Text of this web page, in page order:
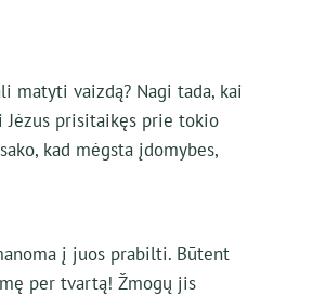
matyti vaizdą? Nagi tada, kai
Jėzus prisitaikęs prie tokio
kad mėgsta įdomybes,
į juos prabilti. Būtent
per tvartą! Žmogų jis